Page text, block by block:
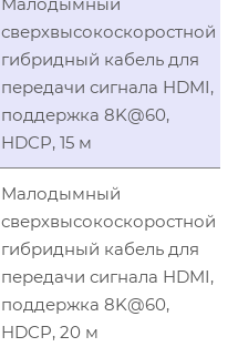
сверхвысокоскоростной
гибридный кабель для
передачи сигнала HDMI,
поддержка 8K@60,
HDCP, 15 м
Малодымный
сверхвысокоскоростной
гибридный кабель для
передачи сигнала HDMI,
поддержка 8K@60,
HDCP, 20 м